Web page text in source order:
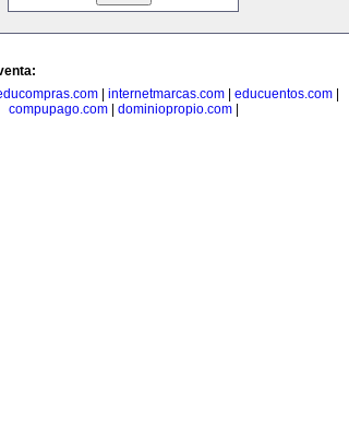
| internetmarcas.com| educuentos.com|
compupago.com| dominiopropio.com|